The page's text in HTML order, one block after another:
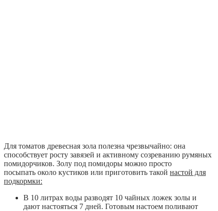
Для томатов древесная зола полезна чрезвычайно: она
способствует росту завязей и активному созреванию румяных
помидорчиков. Золу под помидоры можно просто
посыпать около кустиков или приготовить такой настой для
подкормки:
В 10 литрах воды разводят 10 чайных ложек золы и
дают настояться 7 дней. Готовым настоем поливают